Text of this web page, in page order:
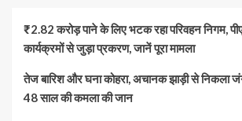
₹2.82 करोड़ पाने के लिए भटक रहा परिवहन निगम,
कार्यक्रमों से जुड़ा प्रकरण, जानें पूरा मामला
तेज बारिश और घना कोहरा, अचानक झाड़ी से निकला
48 साल की कमला की जान